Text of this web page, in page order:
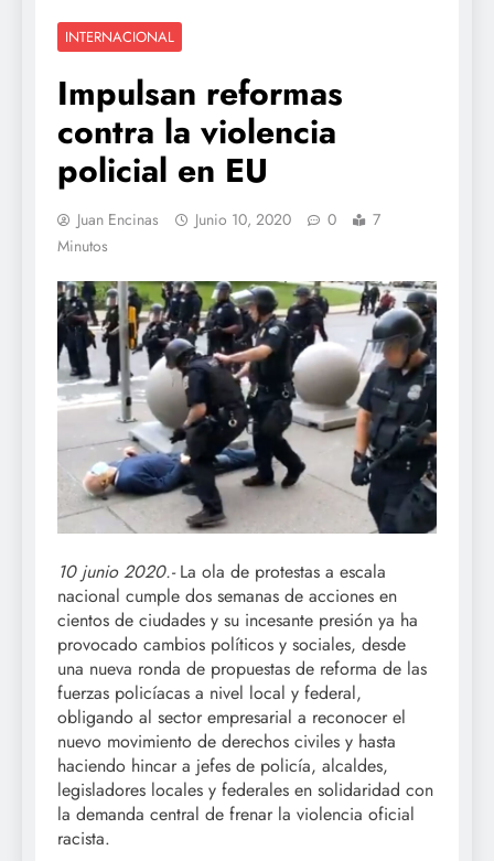
INTERNACIONAL
Impulsan reformas
contra la violencia
policial en EU
Juan Encinas Junio 10, 2020 0
7
Minutos
10 junio 2020.-La ola de protestas a escala
nacional cumple dos semanas de acciones en
cientos de ciudades y su incesante presión ya ha
provocado cambios políticos y sociales, desde
una nueva ronda de propuestas de reforma de las
fuerzas policíacas a nivel local y federal,
obligando al sector empresarial a reconocer el
nuevo movimiento de derechos civiles y hasta
haciendo hincar a jefes de policía, alcaldes,
legisladores locales y federales en solidaridad con
la demanda central de frenar la violencia oficial
racista.